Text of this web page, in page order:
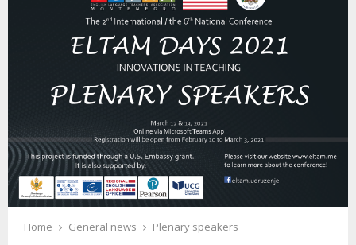
R
Y
M
Home General news Plenary speakers